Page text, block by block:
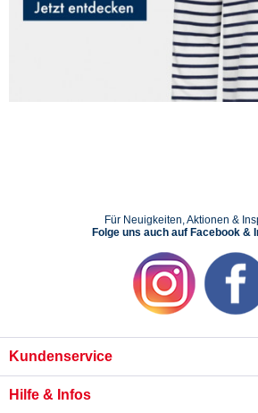
Für Neuigkeiten, Aktionen &
Folge uns auch auf Facebook &
Kundenservice
Hilfe & Infos